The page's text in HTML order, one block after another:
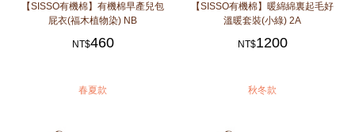
【SISSO有機棉】有機棉早產兒包
屁衣(福木植物染) NB
NT$460
春夏款
【SISSO有機棉】暖綿綿裏起毛好
溫暖套裝(小綠) 2A
NT$1200
秋冬款